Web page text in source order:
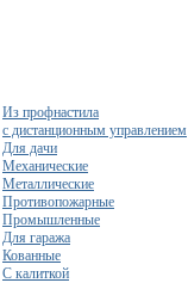
Из профнастила
с дистанционным управлением
Для дачи
Механические
Металлические
Противопожарные
Промышленные
Для гаража
Кованные
С калиткой